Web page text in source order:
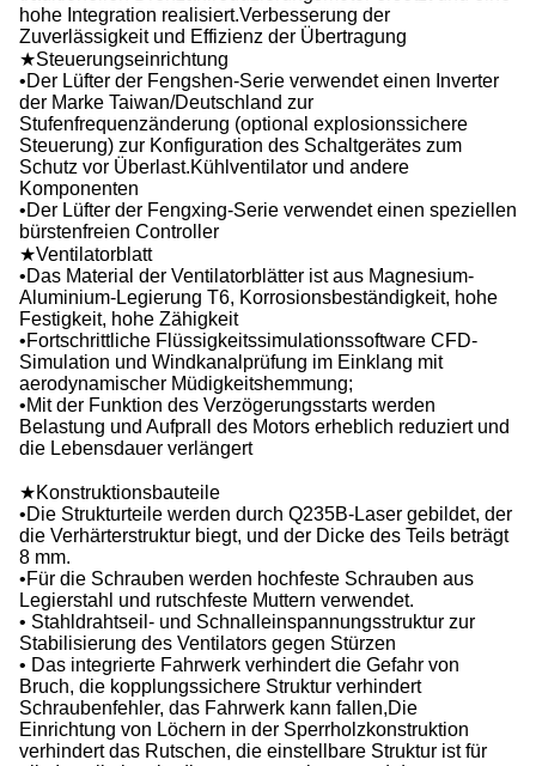
hohe Integration realisiert.Verbesserung der
Zuverlässigkeit und Effizienz der Übertragung
★Steuerungseinrichtung
•Der Lüfter der Fengshen-Serie verwendet einen Inverter
der Marke Taiwan/Deutschland zur
Stufenfrequenzänderung (optional explosionssichere
Steuerung) zur Konfiguration des Schaltgerätes zum
Schutz vor Überlast.Kühlventilator und andere
Komponenten
•Der Lüfter der Fengxing-Serie verwendet einen speziellen
bürstenfreien Controller
★Ventilatorblatt
•Das Material der Ventilatorblätter ist aus Magnesium-
Aluminium-Legierung T6, Korrosionsbeständigkeit, hohe
Festigkeit, hohe Zähigkeit
•Fortschrittliche Flüssigkeitssimulationssoftware CFD-
Simulation und Windkanalprüfung im Einklang mit
aerodynamischer Müdigkeitshemmung;
•Mit der Funktion des Verzögerungsstarts werden
Belastung und Aufprall des Motors erheblich reduziert und
die Lebensdauer verlängert
★Konstruktionsbauteile
•Die Strukturteile werden durch Q235B-Laser gebildet, der
die Verhärterstruktur biegt, und der Dicke des Teils beträgt
8 mm.
•Für die Schrauben werden hochfeste Schrauben aus
Legierstahl und rutschfeste Muttern verwendet.
• Stahldrahtseil- und Schnalleinspannungsstruktur zur
Stabilisierung des Ventilators gegen Stürzen
• Das integrierte Fahrwerk verhindert die Gefahr von
Bruch, die kopplungssichere Struktur verhindert
Schraubenfehler, das Fahrwerk kann fallen,Die
Einrichtung von Löchern in der Sperrholzkonstruktion
verhindert das Rutschen, die einstellbare Struktur ist für